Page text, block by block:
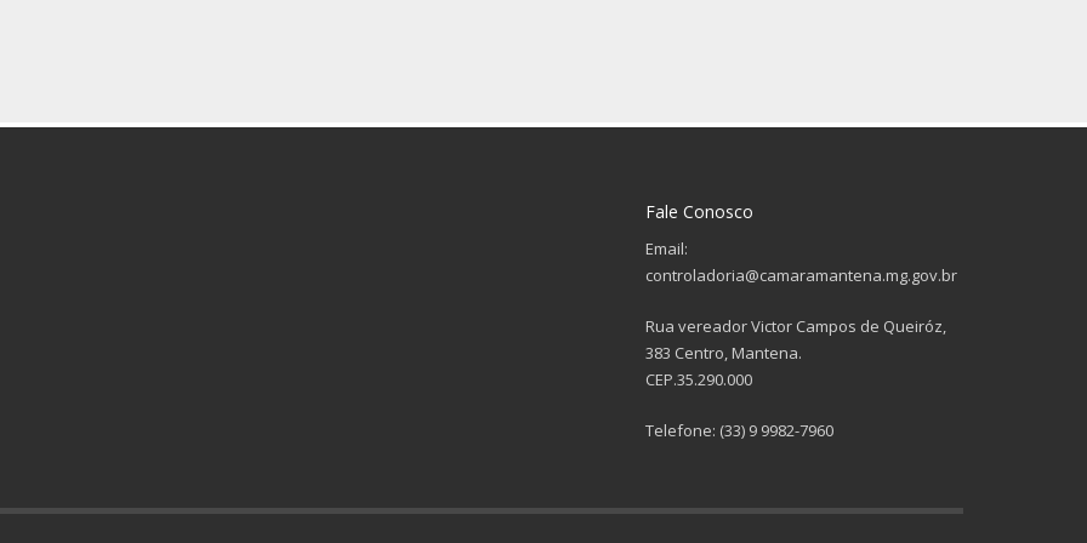
Fale Conosco
Email:
controladoria@camaramantena.mg.gov.br
Rua vereador Victor Campos de Queiróz,
383 Centro, Mantena.
CEP.35.290.000
Telefone: (33) 9 9982-7960